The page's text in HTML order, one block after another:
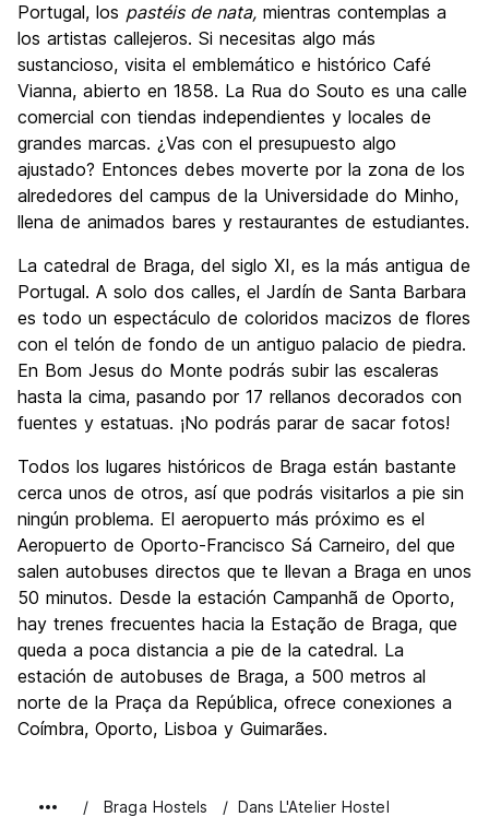
Portugal, los pastéis de nata, mientras contemplas a
los artistas callejeros. Si necesitas algo más
sustancioso, visita el emblemático e histórico Café
Vianna, abierto en 1858. La Rua do Souto es una calle
comercial con tiendas independientes y locales de
grandes marcas. ¿Vas con el presupuesto algo
ajustado? Entonces debes moverte por la zona de los
alrededores del campus de la Universidade do Minho,
llena de animados bares y restaurantes de estudiantes.
La catedral de Braga, del siglo XI, es la más antigua de
Portugal. A solo dos calles, el Jardín de Santa Barbara
es todo un espectáculo de coloridos macizos de flores
con el telón de fondo de un antiguo palacio de piedra.
En Bom Jesus do Monte podrás subir las escaleras
hasta la cima, pasando por 17 rellanos decorados con
fuentes y estatuas. ¡No podrás parar de sacar fotos!
Todos los lugares históricos de Braga están bastante
cerca unos de otros, así que podrás visitarlos a pie sin
ningún problema. El aeropuerto más próximo es el
Aeropuerto de Oporto-Francisco Sá Carneiro, del que
salen autobuses directos que te llevan a Braga en unos
50 minutos. Desde la estación Campanhã de Oporto,
hay trenes frecuentes hacia la Estação de Braga, que
queda a poca distancia a pie de la catedral. La
estación de autobuses de Braga, a 500 metros al
norte de la Praça da República, ofrece conexiones a
Coímbra, Oporto, Lisboa y Guimarães.
Braga Hostels Dans L'Atelier Hostel